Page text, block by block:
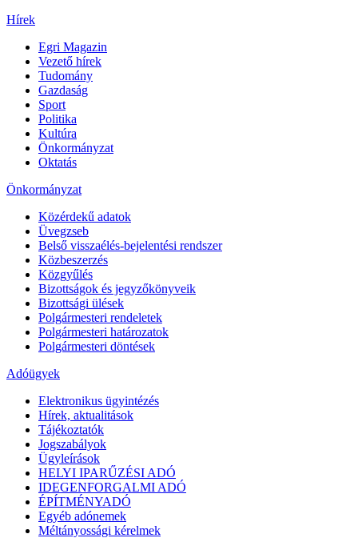
Hírek
Egri Magazin
Vezető hírek
Tudomány
Gazdaság
Sport
Politika
Kultúra
Önkormányzat
Oktatás
Önkormányzat
Közérdekű adatok
Üvegzseb
Belső visszaélés-bejelentési rendszer
Közbeszerzés
Közgyűlés
Bizottságok és jegyzőkönyveik
Bizottsági ülések
Polgármesteri rendeletek
Polgármesteri határozatok
Polgármesteri döntések
Adóügyek
Elektronikus ügyintézés
Hírek, aktualitások
Tájékoztatók
Jogszabályok
Ügyleírások
HELYI IPARŰZÉSI ADÓ
IDEGENFORGALMI ADÓ
ÉPÍTMÉNYADÓ
Egyéb adónemek
Méltányossági kérelmek